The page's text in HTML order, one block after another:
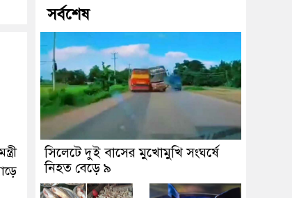
সর্বশেষ
সিলেটে দুই বাসের মুখোমুখি সংঘর্ষে
নিহত বেড়ে ৯